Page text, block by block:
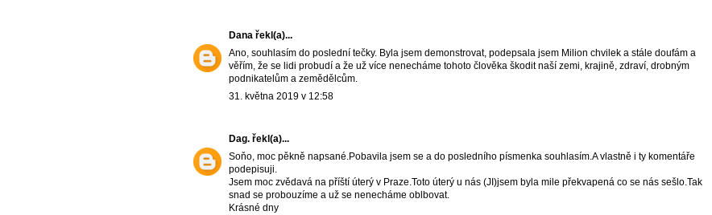
Dana řekl(a)...
Ano, souhlasím do poslední tečky. Byla jsem demonstrovat, podepsala jsem Milion chvilek a stále doufám a
věřím, že se lidi probudí a že už více nenecháme tohoto člověka škodit naší zemi, krajině, zdraví, drobným
podnikatelům a zemědělcům.
31. května 2019 v 12:58
Dag. řekl(a)...
Soňo, moc pěkně napsané.Pobavila jsem se a do posledního písmenka souhlasím.A vlastně i ty komentáře
podepisuji.
Jsem moc zvědavá na příští úterý v Praze.Toto úterý u nás (JI)jsem byla mile překvapená co se nás sešlo.Tak
snad se probouzíme a už se nenecháme oblbovat.
Krásné dny